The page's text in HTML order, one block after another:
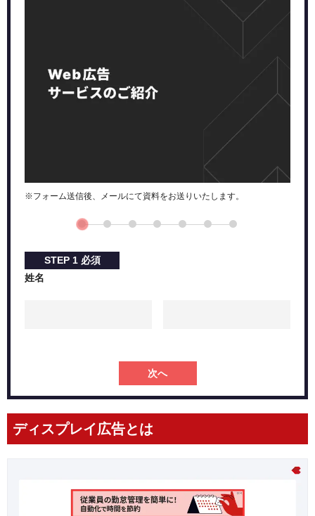
クリック単価が安い傾向がある
ディスプレイ広告のデメリット
ディスプレイ広告を運用する際にみるべき指標
インプレッション数
クリック数
クリック単価（CPC）
ディスプレイ広告で成果を出すためのポイント
目的とターゲットを明確にする
配信面を絞る
クリエイティブに工夫を加える
ディスプレイ広告の注意点
バナー広告やSNS広告、純広告、DSPとの違いは？
費用の決まり方は？
※フォーム送信後、メールにて資料をお送りいたします。
STEP 1 必須
姓名
次へ
ディスプレイ広告とは